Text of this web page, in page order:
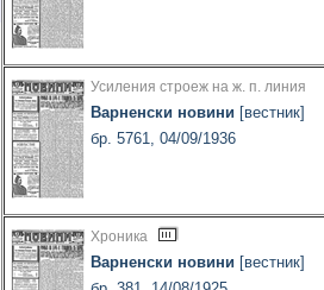
Усиления строеж на ж. п. линия
Варненски новини [вестник]
бр. 5761, 04/09/1936
Хроника
Варненски новини [вестник]